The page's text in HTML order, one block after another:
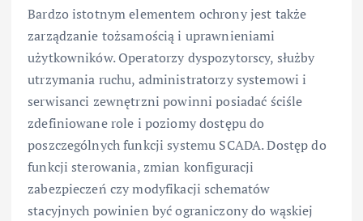
Bardzo istotnym elementem ochrony jest także
zarządzanie tożsamością i uprawnieniami
użytkowników. Operatorzy dyspozytorscy, służby
utrzymania ruchu, administratorzy systemowi i
serwisanci zewnętrzni powinni posiadać ściśle
zdefiniowane role i poziomy dostępu do
poszczególnych funkcji systemu SCADA. Dostęp do
funkcji sterowania, zmian konfiguracji
zabezpieczeń czy modyfikacji schematów
stacyjnych powinien być ograniczony do wąskiej